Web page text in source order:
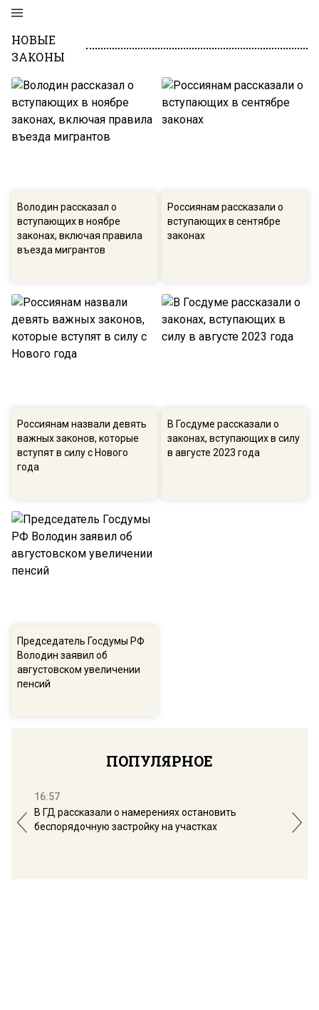
НОВЫЕ
ЗАКОНЫ
Володин рассказал о
вступающих в ноябре
законах, включая правила
въезда мигрантов
Россиянам рассказали о
вступающих в сентябре
законах
Россиянам назвали девять
важных законов, которые
вступят в силу с Нового
года
В Госдуме рассказали о
законах, вступающих в силу
в августе 2023 года
Председатель Госдумы РФ
Володин заявил об
августовском увеличении
пенсий
ПОПУЛЯРНОЕ
16:57
В ГД рассказали о намерениях остановить
беспорядочную застройку на участках